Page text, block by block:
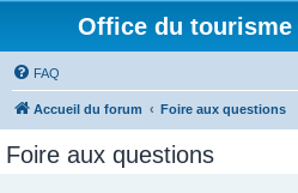
Office du tourisme
FAQ
Accueil du forum Foire aux questions
Foire aux questions